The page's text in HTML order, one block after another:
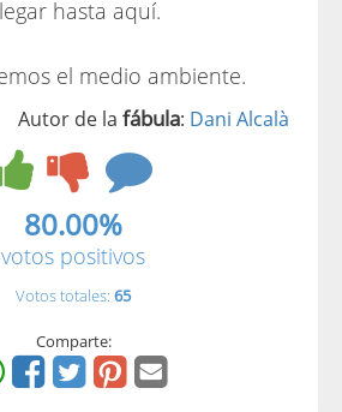
hasta aquí.
el medio ambiente.
Autor de la fábula: Dani Alcalà
80.00%
votos positivos
Votos totales: 65
Comparte: